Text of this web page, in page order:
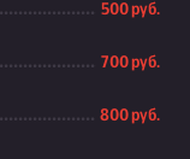
500 руб.
700 руб.
800 руб.